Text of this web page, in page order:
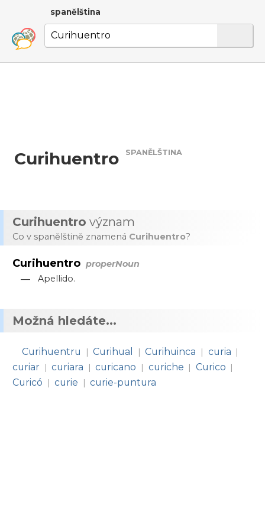
spanělština
Curihuentro SPANĚLŠTINA
Curihuentro význam
Co v spanělštině znamená Curihuentro?
Curihuentro properNoun
— Apellido.
Možná hledáte...
Curihuentru | Curihual | Curihuinca | curia |
curiar | curiara | curicano | curiche | Curico |
Curicó | curie | curie-puntura